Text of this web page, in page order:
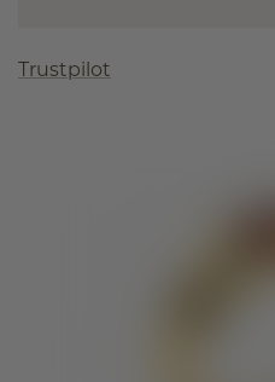
Trustpilot